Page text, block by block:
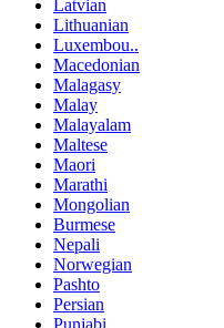
Latvian
Lithuanian
Luxembou..
Macedonian
Malagasy
Malay
Malayalam
Maltese
Maori
Marathi
Mongolian
Burmese
Nepali
Norwegian
Pashto
Persian